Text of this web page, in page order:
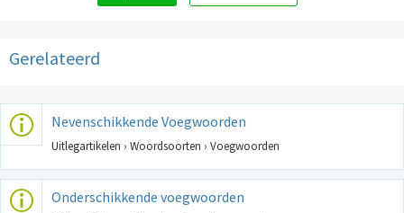
Gerelateerd
Nevenschikkende Voegwoorden
Uitlegartikelen › Woordsoorten › Voegwoorden
Onderschikkende voegwoorden